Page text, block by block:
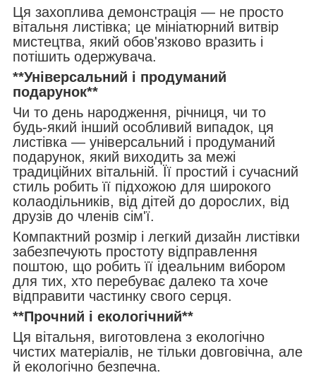
Ця захоплива демонстрація — не просто
вітальня листівка; це мініатюрний витвір
мистецтва, який обов'язково вразить і
потішить одержувача.
**Універсальний і продуманий
подарунок**
Чи то день народження, річниця, чи то
будь-який інший особливий випадок, ця
листівка — універсальний і продуманий
подарунок, який виходить за межі
традиційних вітальній. Її простий і сучасний
стиль робить її підхожою для широкого
колаодільників, від дітей до дорослих, від
друзів до членів сім'ї.
Компактний розмір і легкий дизайн листівки
забезпечують простоту відправлення
поштою, що робить її ідеальним вибором
для тих, хто перебуває далеко та хоче
відправити частинку свого серця.
**Прочний і екологічний**
Ця вітальня, виготовлена з екологічно
чистих матеріалів, не тільки довговічна, але
й екологічно безпечна.